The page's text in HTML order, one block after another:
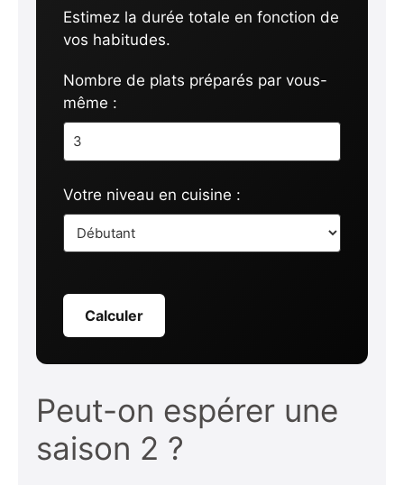
Estimez la durée totale en fonction de
vos habitudes.
Nombre de plats préparés par vous-
même :
Votre niveau en cuisine :
Calculer
Peut-on espérer une
saison 2 ?